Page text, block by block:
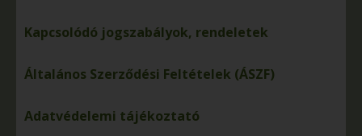
Kapcsolódó jogszabályok, rendeletek
Általános Szerződési Feltételek (ÁSZF)
Adatvédelemi tájékoztató